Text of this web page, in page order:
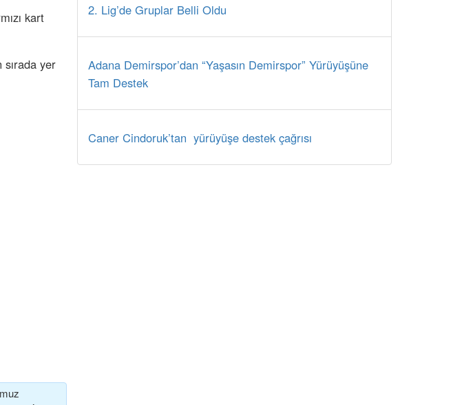
kart
yer
2. Lig’de Gruplar Belli Oldu
Adana Demirspor’dan “Yaşasın Demirspor” Yürüyüşüne
Tam Destek
Caner Cindoruk’tan yürüyüşe destek çağrısı